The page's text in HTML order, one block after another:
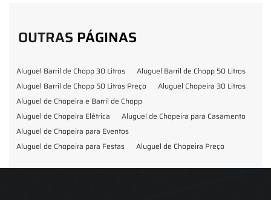
OUTRAS PÁGINAS
Aluguel Barril de Chopp 30 Litros
Aluguel Barril de Chopp 50 Litros
Aluguel Barril de Chopp 50 Litros Preço
Aluguel Chopeira 30 Litros
Aluguel de Chopeira e Barril de Chopp
Aluguel de Chopeira Elétrica
Aluguel de Chopeira para Casamento
Aluguel de Chopeira para Eventos
Aluguel de Chopeira para Festas
Aluguel de Chopeira Preço